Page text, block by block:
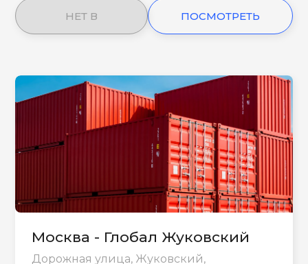
НЕТ В ПОСМОТРЕТЬ
Москва - Глобал Жуковский
Дорожная улица, Жуковский,